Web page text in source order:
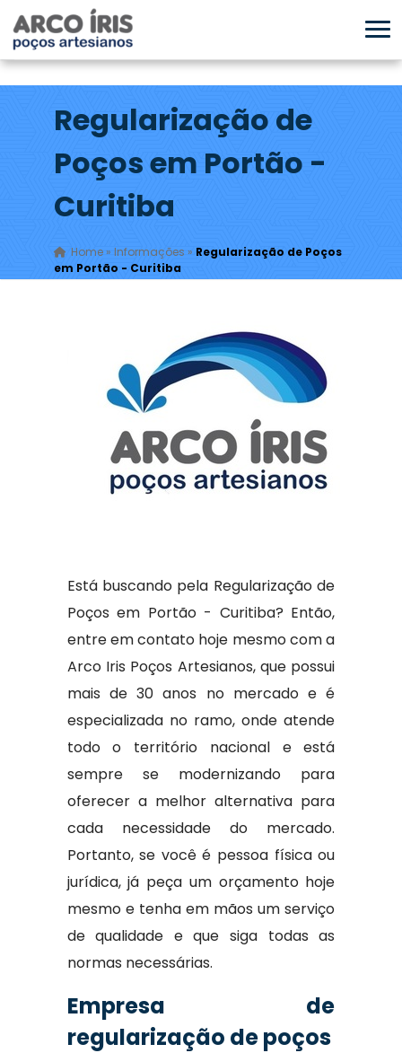
Regularização de
Poços em Portão -
Curitiba
Home» Informações » Regularização de Poços
em Portão - Curitiba
Está buscando pela Regularização de
Poços em Portão - Curitiba? Então,
entre em contato hoje mesmo com a
Arco Iris Poços Artesianos, que possui
mais de 30 anos no mercado e é
especializada no ramo, onde atende
todo o território nacional e está
sempre se modernizando para
oferecer a melhor alternativa para
cada necessidade do mercado.
Portanto, se você é pessoa física ou
jurídica, já peça um orçamento hoje
mesmo e tenha em mãos um serviço
de qualidade e que siga todas as
normas necessárias.
Empresa de
regularização de poços